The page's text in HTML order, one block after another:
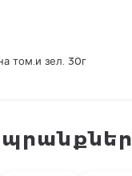
том.и зел. 30г